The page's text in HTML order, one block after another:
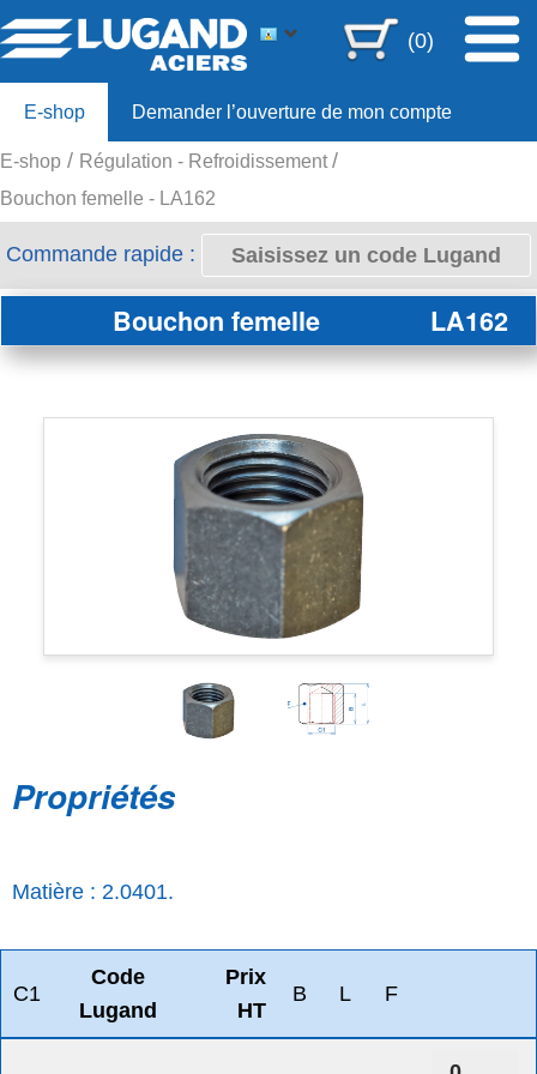
(0)
E-shop Demander l’ouverture de mon compte
Offre 80ans
E-shop
Régulation - Refroidissement
Bouchon femelle - LA162
Commande rapide :
Bouchon femelle LA162
Propriétés
Matière : 2.0401.
C1
Code
Lugand
Prix
HT
B L F